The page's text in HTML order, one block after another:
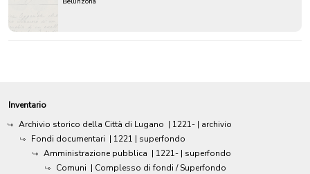
Inventario
Archivio storico della Città di Lugano | 1221- | archivio
Fondi documentari | 1221 | superfondo
Amministrazione pubblica | 1221- | superfondo
Comuni | Complesso di fondi / Superfondo